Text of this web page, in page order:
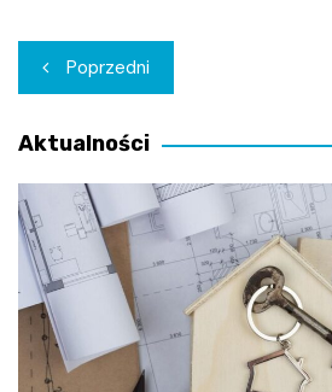
Nawigacja
wpisu
Poprzedni
Aktualności